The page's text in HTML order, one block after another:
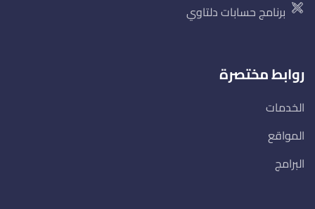
برنامج حسابات دلتاوي
روابط مختصرة
الخدمات
المواقع
البرامج